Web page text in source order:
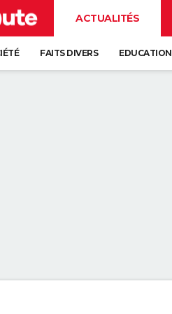
ACTUALITÉS
FAITS DIVERS EDUCATION